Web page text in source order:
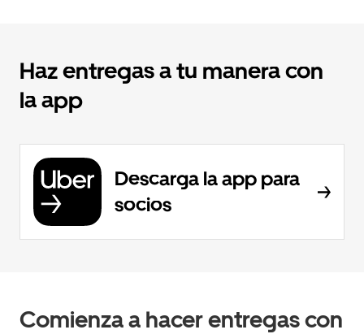
Haz entregas a tu manera con
la app
Descarga la app para
socios
Comienza a hacer entregas con